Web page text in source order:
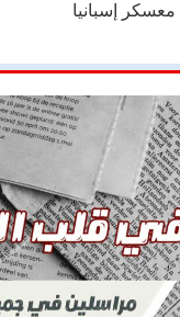
معسكر إسبانيا